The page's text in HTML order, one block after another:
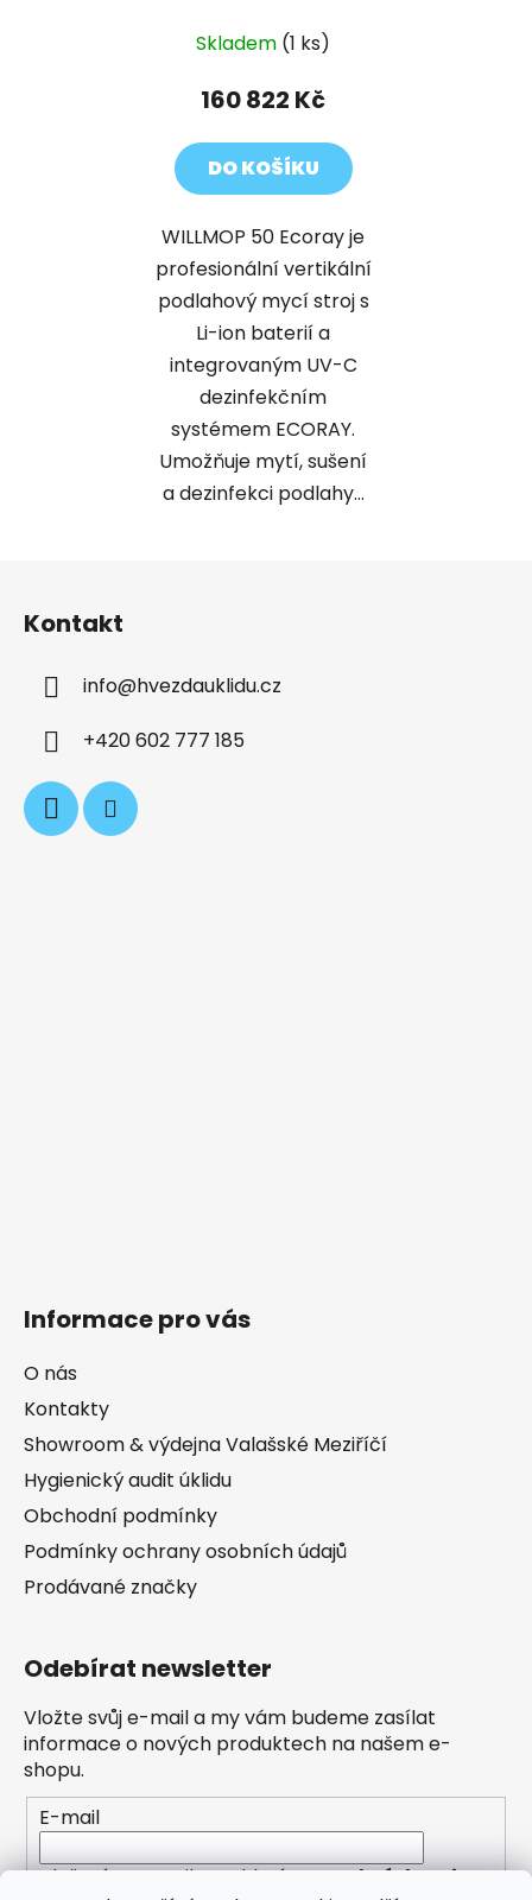
Skladem (1 ks)
160 822 Kč
DO KOŠÍKU
WILLMOP 50 Ecoray je
profesionální vertikální
podlahový mycí stroj s
Li-ion baterií a
integrovaným UV-C
dezinfekčním
systémem ECORAY.
Umožňuje mytí, sušení
a dezinfekci podlahy...
Kontakt
info@hvezdauklidu.cz
+420 602 777 185
Informace pro vás
O nás
Kontakty
Showroom & výdejna Valašské Meziříčí
Hygienický audit úklidu
Obchodní podmínky
Podmínky ochrany osobních údajů
Prodávané značky
Odebírat newsletter
Vložte svůj e-mail a my vám budeme zasílat
informace o nových produktech na našem e-
shopu.
E-mail
Vložením e-mailu souhlasíte spodmínkami